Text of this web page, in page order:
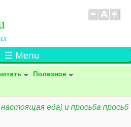
☰ Menu
Полезное
еда) и просьба просьб